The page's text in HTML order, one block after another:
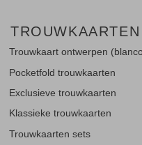
TROUWKAARTEN
Trouwkaart ontwerpen
Pocketfold trouwkaarten
Exclusieve trouwkaarten
Klassieke trouwkaarten
Trouwkaarten sets